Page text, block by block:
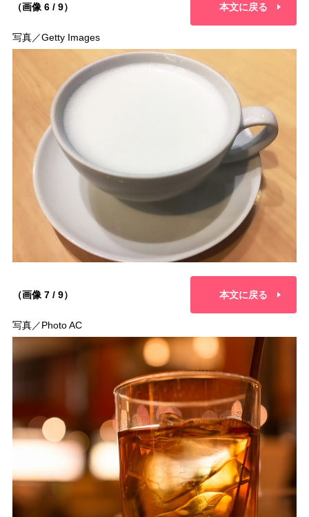
（画像 6 / 9） 本文に戻る
写真／Getty Images
（画像 7 / 9） 本文に戻る
写真／Photo AC